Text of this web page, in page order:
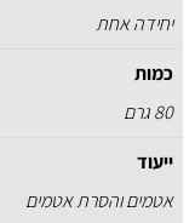
יחידה אחת
כמות
80 גרם
ייעוד
אטמים והסרת אטמים